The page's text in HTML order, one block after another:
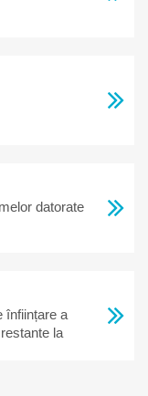
datorate
înființare a
la